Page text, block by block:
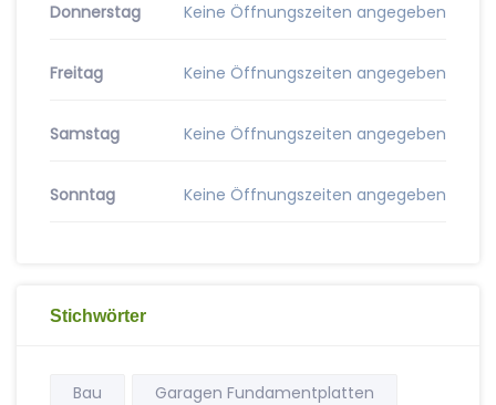
Donnerstag Keine Öffnungszeiten angegeben
Freitag Keine Öffnungszeiten angegeben
Samstag Keine Öffnungszeiten angegeben
Sonntag Keine Öffnungszeiten angegeben
Stichwörter
Bau
Garagen Fundamentplatten